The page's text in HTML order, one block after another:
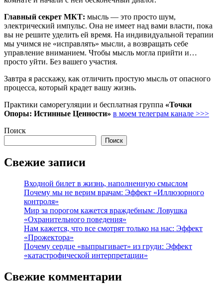
Главный секрет МКТ: мысль — это просто шум,
электрический импульс. Она не имеет над вами власти, пока
вы не решите уделить ей время. На индивидуальной терапии
мы учимся не «исправлять» мысли, а возвращать себе
управление вниманием. Чтобы мысль могла прийти и…
просто уйти. Без вашего участия.
Завтра я расскажу, как отличить простую мысль от опасного
процесса, который крадет вашу жизнь.
Практики саморегуляции и бесплатная группа «Точки
Опоры: Истинные Ценности» в моем телеграм канале >>>
Поиск
Поиск
Свежие записи
Входной билет в жизнь, наполненную смыслом
Почему мы не верим врачам: Эффект «Иллюзорного
контроля»
Мир за порогом кажется враждебным: Ловушка
«Охранительного поведения»
Нам кажется, что все смотрят только на нас: Эффект
«Прожектора»
Почему сердце «выпрыгивает» из груди: Эффект
«катастрофической интерпретации»
Свежие комментарии